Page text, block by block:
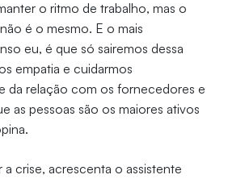
o ritmo de trabalho, mas o
é o mesmo. E o mais
eu, é que só sairemos dessa
empatia e cuidarmos
da relação com os fornecedores e
as pessoas são os maiores ativos
a crise, acrescenta o assistente